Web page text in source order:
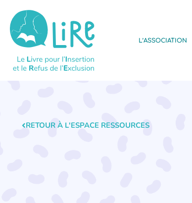
L’ASSOCIATION
RETOUR À L'ESPACE RESSOURCES